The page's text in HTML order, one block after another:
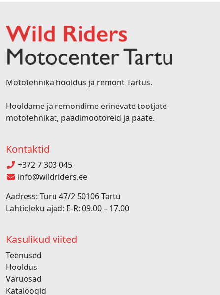
Mototehnika hooldus ja remont Tartus.
Hooldame ja remondime erinevate tootjate
mototehnikat, paadimootoreid ja paate.
Kontaktid
+372 7 303 045
info@wildriders.ee
Aadress: Turu 47/2 50106 Tartu
Lahtioleku ajad: E-R: 09.00 – 17.00
Kasulikud viited
Teenused
Hooldus
Varuosad
Kataloogid